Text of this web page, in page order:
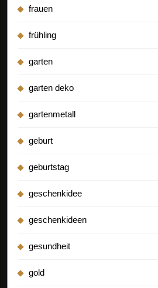
frauen
frühling
garten
garten deko
gartenmetall
geburt
geburtstag
geschenkidee
geschenkideen
gesundheit
gold